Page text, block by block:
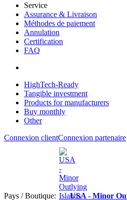
Service
Assurance & Livraison
Méthodes de paiement
Annulation
Certification
FAQ
HighTech-Ready
Tangible investment
Products for manufacturers
Buy monthly
Other
Connexion clientConnexion partenaire
Pays / Boutique: USA - Minor